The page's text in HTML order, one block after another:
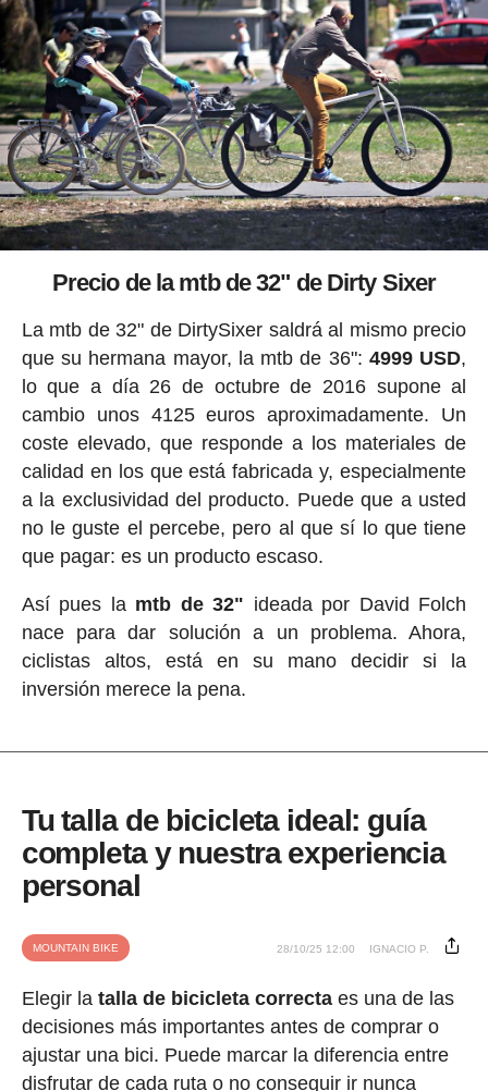
Precio de la mtb de 32" de Dirty Sixer
La mtb de 32" de DirtySixer saldrá al mismo precio
que su hermana mayor, la mtb de 36": 4999 USD,
lo que a día 26 de octubre de 2016 supone al
cambio unos 4125 euros aproximadamente. Un
coste elevado, que responde a los materiales de
calidad en los que está fabricada y, especialmente
a la exclusividad del producto. Puede que a usted
no le guste el percebe, pero al que sí lo que tiene
que pagar: es un producto escaso.
Así pues la mtb de 32" ideada por David Folch
nace para dar solución a un problema. Ahora,
ciclistas altos, está en su mano decidir si la
inversión merece la pena.
Tu talla de bicicleta ideal: guía
completa y nuestra experiencia
personal
MOUNTAIN BIKE 28/10/25 12:00 IGNACIO P.
Elegir la talla de bicicleta correctaes una de las
decisiones más importantes antes de comprar o
ajustar una bici. Puede marcar la diferencia entre
disfrutar de cada ruta o no conseguir ir nunca